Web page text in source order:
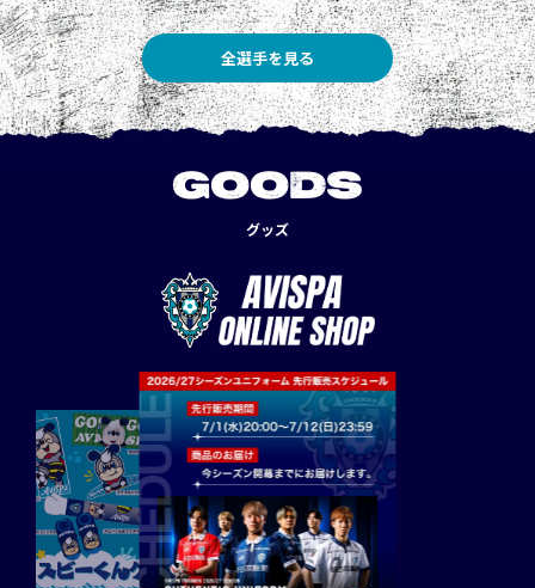
全選手を見る
GOODS
グッズ